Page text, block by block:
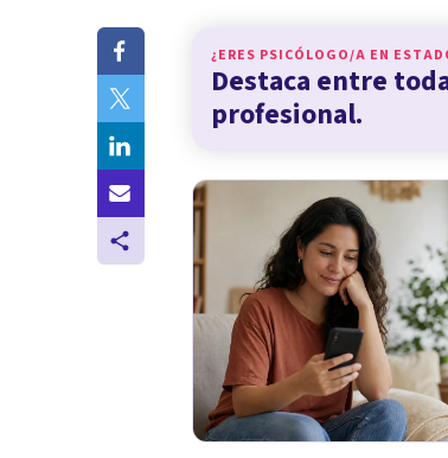
¿ERES PSICÓLOGO/A EN
Destaca entre
profesional.